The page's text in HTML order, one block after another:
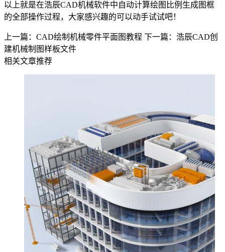
以上就是在浩辰CAD机械软件中自动计算绘图比例生成图框
的全部操作过程，大家感兴趣的可以动手试试吧！
上一篇：CAD绘制机械零件平面图教程 下一篇：浩辰CAD创
建机械制图样板文件
相关文章推荐